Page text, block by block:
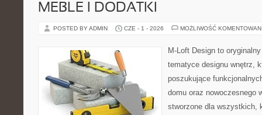
MEBLE I DODATKI
POSTED BY ADMIN CZE - 1 - 2026 MOŻLIWOŚĆ
M-Loft Design to
tematyce designu wnętrz,
poszukujące
domu oraz nowoczesnego
stworzone dla wszystkich,